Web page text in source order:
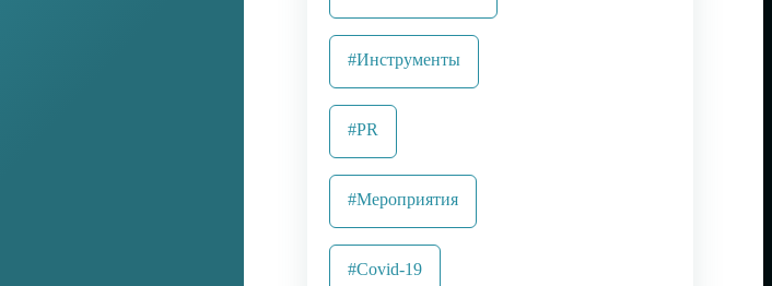
#Инструменты
#PR
#Мероприятия
#Covid-19